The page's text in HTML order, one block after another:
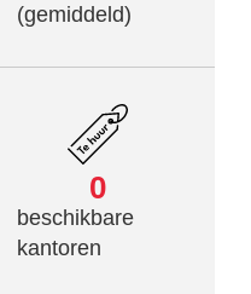
(gemiddeld)
beschikbare
kantoren
0